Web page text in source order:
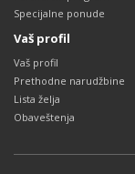
Specijalne ponude
Vaš profil
Vaš profil
Prethodne narudžbine
Lista želja
Obaveštenja